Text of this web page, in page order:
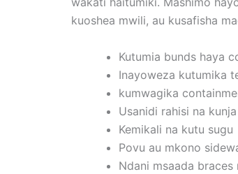
kuoshea mwili, au kusafisha
Kutumia bunds haya
Inayoweza kutumika
kumwagika
Usanidi rahisi na
Kemikali na kutu sugu
Povu au mkono
Ndani msaada